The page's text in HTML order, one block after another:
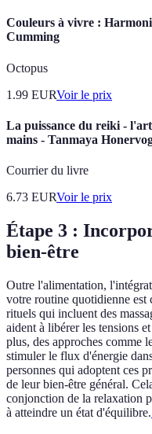
Couleurs à vivre :
Cumming
Octopus
1.99 EURVoir le prix
La puissance du reiki -
mains - Tanmaya
Courrier du livre
6.73 EURVoir le prix
Étape 3 :
bien-être
Outre l'alimentation,
votre routine quotidienne
rituels qui incluent des
aident à libérer les tensions
plus, des approches comme
stimuler le flux d'énergie
personnes qui adoptent ces
de leur bien-être général.
conjonction de la relaxation
à atteindre un état d'équilibre.